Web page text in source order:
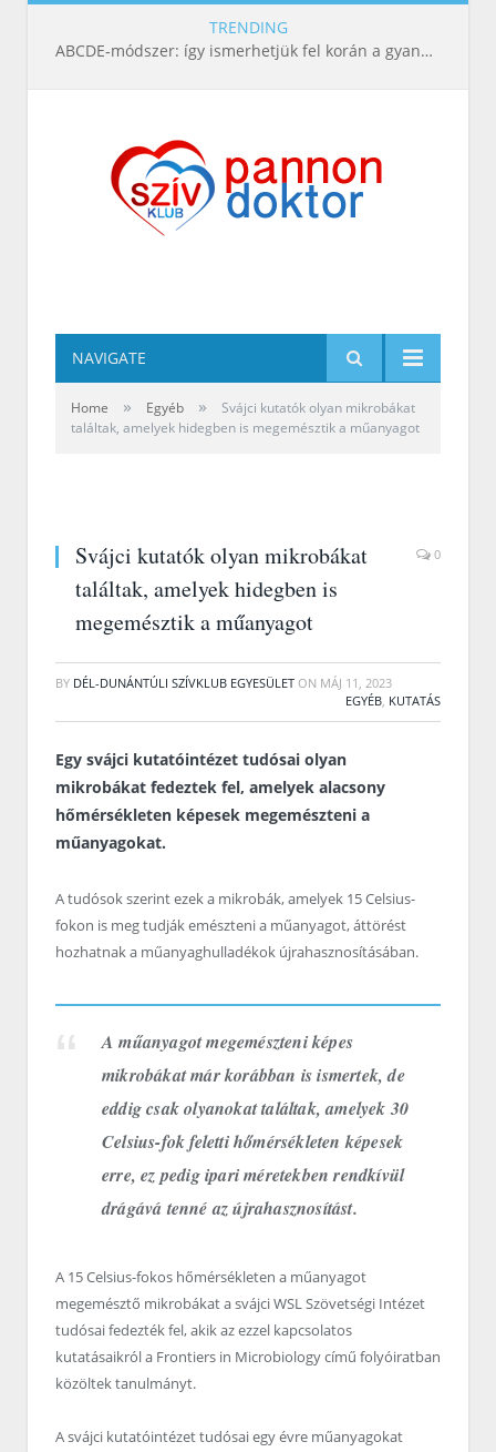
TRENDING
ABCDE‑módszer: így ismerhetjük fel korán a gyanús bőrelváltozásokat
NAVIGATE
Home » Egyéb »
Svájci kutatók olyan mikrobákat
találtak, amelyek hidegben is megemésztik a műanyagot
Svájci kutatók olyan mikrobákat
találtak, amelyek hidegben is
megemésztik a műanyagot
0
BY DÉL-DUNÁNTÚLI SZÍVKLUB EGYESÜLET ON MÁJ 11, 2023
EGYÉB, KUTATÁS
Egy svájci kutatóintézet tudósai olyan
mikrobákat fedeztek fel, amelyek alacsony
hőmérsékleten képesek megemészteni a
műanyagokat.
A tudósok szerint ezek a mikrobák, amelyek 15 Celsius-
fokon is meg tudják emészteni a műanyagot, áttörést
hozhatnak a műanyaghulladékok újrahasznosításában.
A műanyagot megemészteni képes
mikrobákat már korábban is ismertek, de
eddig csak olyanokat találtak, amelyek 30
Celsius-fok feletti hőmérsékleten képesek
erre, ez pedig ipari méretekben rendkívül
drágává tenné az újrahasznosítást.
A 15 Celsius-fokos hőmérsékleten a műanyagot
megemésztő mikrobákat a svájci WSL Szövetségi Intézet
tudósai fedezték fel, akik az ezzel kapcsolatos
kutatásaikról a Frontiers in Microbiology című folyóiratban
közöltek tanulmányt.
A svájci kutatóintézet tudósai egy évre műanyagokat